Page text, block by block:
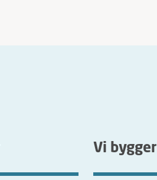
Vi bygger